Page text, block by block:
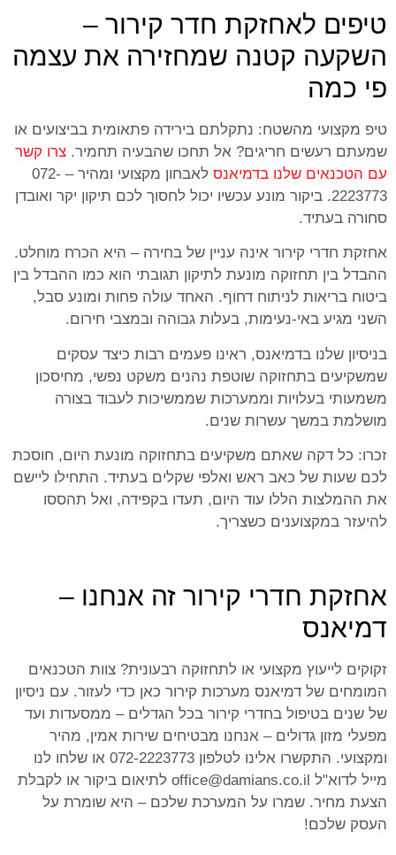
טיפים לאחזקת חדר קירור –
השקעה קטנה שמחזירה את עצמה
פי כמה
טיפ מקצועי מהשטח: נתקלתם בירידה פתאומית בביצועים או
שמעתם רעשים חריגים? אל תחכו שהבעיה תחמיר. צרו קשר
עם הטכנאים שלנו בדמיאנס
לאבחון מקצועי ומהיר – 072-
2223773. ביקור מונע עכשיו יכול לחסוך לכם תיקון יקר ואובדן
סחורה בעתיד.
אחזקת חדרי קירור אינה עניין של בחירה – היא הכרח מוחלט.
ההבדל בין תחזוקה מונעת לתיקון תגובתי הוא כמו ההבדל בין
ביטוח בריאות לניתוח דחוף. האחד עולה פחות ומונע סבל,
השני מגיע באי-נעימות, בעלות גבוהה ובמצבי חירום.
בניסיון שלנו בדמיאנס, ראינו פעמים רבות כיצד עסקים
שמשקיעים בתחזוקה שוטפת נהנים משקט נפשי, מחיסכון
משמעותי בעלויות וממערכות שממשיכות לעבוד בצורה
מושלמת במשך עשרות שנים.
זכרו: כל דקה שאתם משקיעים בתחזוקה מונעת היום, חוסכת
לכם שעות של כאב ראש ואלפי שקלים בעתיד. התחילו ליישם
את ההמלצות הללו עוד היום, תעדו בקפידה, ואל תהססו
להיעזר במקצוענים כשצריך.
אחזקת חדרי קירור זה אנחנו –
דמיאנס
זקוקים לייעוץ מקצועי או לתחזוקה רבעונית? צוות הטכנאים
המומחים של דמיאנס מערכות קירור כאן כדי לעזור. עם ניסיון
של שנים בטיפול בחדרי קירור בכל הגדלים – ממסעדות ועד
מפעלי מזון גדולים – אנחנו מבטיחים שירות אמין, מהיר
ומקצועי. התקשרו אלינו לטלפון 072-2223773 או שלחו לנו
מייל לדוא"ל office@damians.co.il לתיאום ביקור או לקבלת
הצעת מחיר. שמרו על המערכת שלכם – היא שומרת על
העסק שלכם!